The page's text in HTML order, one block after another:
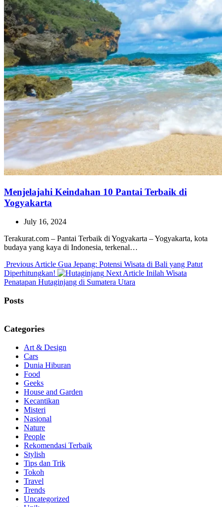
Menjelajahi Keindahan 10 Pantai Terbaik di
Yogyakarta
July 16, 2024
Terakurat.com – Pantai Terbaik di Yogyakarta – Yogyakarta, kota
budaya yang kaya di Indonesia, terkenal…
Previous Article Previous
Post:
Gua Jepang: Potensi Wisata di Bali yang Patut
Diperhitungkan!
Next Article Next
Inilah Wisata
Penatapan Hutaginjang di Sumatera Utara
Posts
Categories
Art & Design
Cars
Dunia Hiburan
Food
Geeks
House and Garden
Kecantikan
Misteri
Nasional
Nature
People
Rekomendasi Terbaik
Stylish
Tips dan Trik
Tokoh
Travel
Trends
Uncategorized